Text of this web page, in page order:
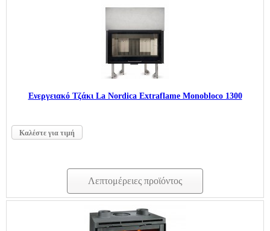
Ενεργειακό Τζάκι La Nordica Extraflame Monobloco 1300
Καλέστε για τιμή
Λεπτομέρειες προϊόντος